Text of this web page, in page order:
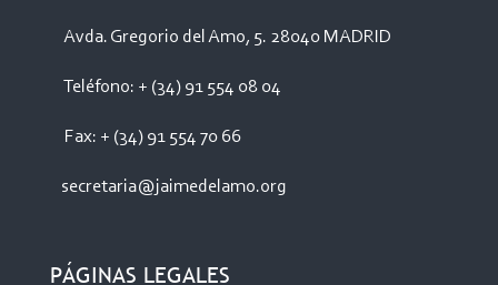
Avda. Gregorio del Amo, 5. 28040 MADRID
Teléfono: + (34) 91 554 08 04
Fax: + (34) 91 554 70 66
secretaria@jaimedelamo.org
PÁGINAS LEGALES